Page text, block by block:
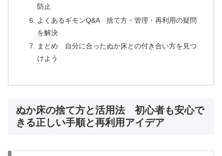
防止
よくあるギモンQ&A 捨て方・管理・再利用の疑問
を解決
まとめ 自分に合ったぬか床との付き合い方を見つ
けよう
ぬか床の捨て方と活用法 初心者も安心で
きる正しい手順と再利用アイデア